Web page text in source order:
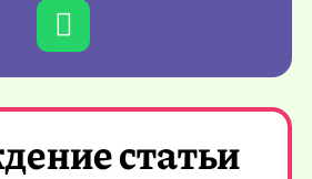
статьи